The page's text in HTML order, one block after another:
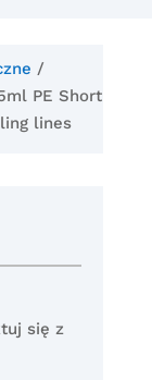
/
PE Short
lines
się z